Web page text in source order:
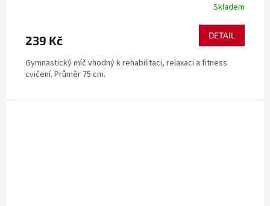
Skladem
239 Kč DETAIL
Gymnastický míč vhodný k rehabilitaci, relaxaci a fitness
cvičení. Průměr 75 cm.